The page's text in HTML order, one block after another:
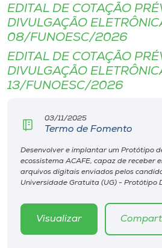
EDITAL DE COTAÇÃO
DIVULGAÇÃO
08/FUNOESC/2026
EDITAL DE COTAÇÃO
DIVULGAÇÃO
13/FUNOESC/2026
03/11/2025
Termo de Fomento
Desenvolver e implantar um Protótipo
ecossistema ACAFE, capaz de receber
arquivos digitais enviados pelos
Universidade Gratuita (UG) - Protótipo
Visualizar